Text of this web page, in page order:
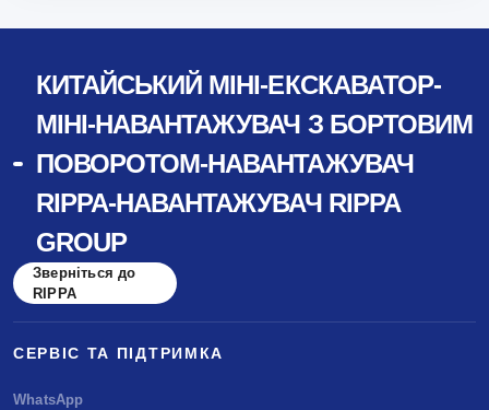
КИТАЙСЬКИЙ МІНІ-ЕКСКАВАТОР-
МІНІ-НАВАНТАЖУВАЧ З БОРТОВИМ
ПОВОРОТОМ-НАВАНТАЖУВАЧ
RIPPA-НАВАНТАЖУВАЧ RIPPA
GROUP
Зверніться до
RIPPA
СЕРВІС ТА ПІДТРИМКА
WhatsApp